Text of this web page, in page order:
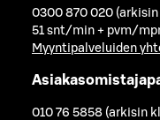
0300 870 020
51 snt/min + pvm/
Myyntipalveluiden
010 76 5858 (arkisin